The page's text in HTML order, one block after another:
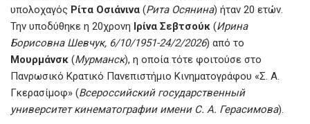
υπολοχαγός Ρίτα Οσιάνινα (Рита Осянина) ήταν 20 ετών.
Την υποδύθηκε η 20χρονη Ιρίνα Σεβτσούκ (Ирина
Борисовна Шевчук, 6/10/1951-24/2/2026) από το
Μουρμάνσκ (Мурманск), η οποία τότε φοιτούσε στο
Πανρωσικό Κρατικό Πανεπιστήμιο Κινηματογράφου «Σ. Α.
Γκερασίμοφ» (Всероссийский государственный
университет кинематографии имени С. А. Герасимова).